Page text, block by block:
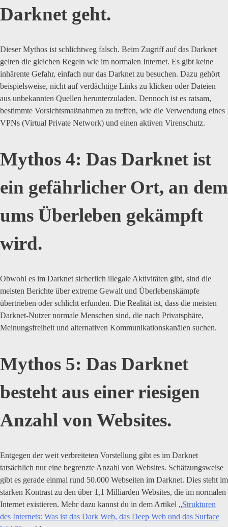
Darknet geht.
Dieser Mythos ist schlichtweg falsch. Beim Zugriff auf das Darknet
gelten die gleichen Regeln wie im normalen Internet. Es gibt keine
inhärente Gefahr, einfach nur das Darknet zu besuchen. Dazu gehört
beispielsweise, nicht auf verdächtige Links zu klicken oder Dateien
aus unbekannten Quellen herunterzuladen. Dennoch ist es ratsam,
bestimmte Vorsichtsmaßnahmen zu treffen, wie die Verwendung eines
VPNs (Virtual Private Network) und einen aktiven Virenschutz.
Mythos 4: Das Darknet ist
ein gefährlicher Ort, an dem
ums Überleben gekämpft
wird.
Obwohl es im Darknet sicherlich illegale Aktivitäten gibt, sind die
meisten Berichte über extreme Gewalt und Überlebenskämpfe
übertrieben oder schlicht erfunden. Die Realität ist, dass die meisten
Darknet-Nutzer normale Menschen sind, die nach Privatsphäre,
Meinungsfreiheit und alternativen Kommunikationskanälen suchen.
Mythos 5: Das Darknet
besteht aus einer riesigen
Anzahl von Websites.
Entgegen der weit verbreiteten Vorstellung gibt es im Darknet
tatsächlich nur eine begrenzte Anzahl von Websites. Schätzungsweise
gibt es gerade einmal rund 50.000 Webseiten im Darknet. Dies steht im
starken Kontrast zu den über 1,1 Milliarden Websites, die im normalen
Internet existieren. Mehr dazu kannst du in dem Artikel „Strukturen
des Internets: Was ist das Dark Web, das Deep Web und das Surface